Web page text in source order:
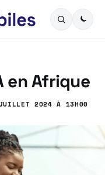
en Afrique
2024 À 13H00